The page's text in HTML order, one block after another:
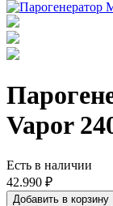
Vapor
Есть в наличии
42.990 ₽
Добавить в корзину